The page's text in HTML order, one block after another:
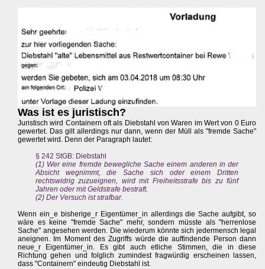
Was ist es juristisch?
Juristisch wird Containern oft als Diebstahl von Waren im Wert von 0 Euro
gewertet. Das gilt allerdings nur dann, wenn der Müll als "fremde Sache"
gewertet wird. Denn der Paragraph lautet:
§ 242 StGB: Diebstahl
(1) Wer eine fremde bewegliche Sache einem anderen in der
Absicht wegnimmt, die Sache sich oder einem Dritten
rechtswidrig zuzueignen, wird mit Freiheitsstrafe bis zu fünf
Jahren oder mit Geldstrafe bestraft.
(2) Der Versuch ist strafbar.
Wenn ein_e bisherige_r Eigentümer_in allerdings die Sache aufgibt, so
wäre es keine "fremde Sache" mehr, sondern müsste als "herrenlose
Sache" angesehen werden. Die wiederum könnte sich jedermensch legal
aneignen. Im Moment des Zugriffs würde die auffindende Person dann
neue_r Eigentümer_in. Es gibt auch etliche Stimmen, die in diese
Richtung gehen und folglich zumindest fragwürdig erscheinen lassen,
dass "Containern" eindeutig Diebstahl ist.